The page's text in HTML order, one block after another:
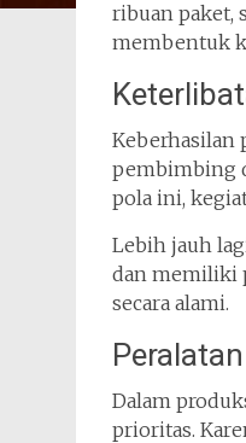
ribuan paket,
membentuk
Keberhasilan
pembimbing
pola ini,
Lebih jauh
dan memiliki
secara alami.
Dalam
prioritas.